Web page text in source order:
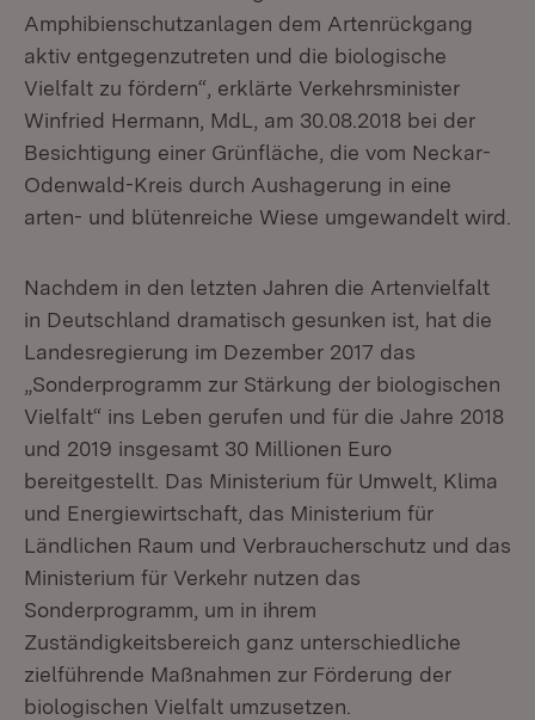
Amphibienschutzanlagen dem Artenrückgang
aktiv entgegenzutreten und die biologische
Vielfalt zu fördern“, erklärte Verkehrsminister
Winfried Hermann, MdL, am 30.08.2018 bei der
Besichtigung einer Grünfläche, die vom Neckar-
Odenwald-Kreis durch Aushagerung in eine
arten- und blütenreiche Wiese umgewandelt wird.
Nachdem in den letzten Jahren die Artenvielfalt
in Deutschland dramatisch gesunken ist, hat die
Landesregierung im Dezember 2017 das
„Sonderprogramm zur Stärkung der biologischen
Vielfalt“ ins Leben gerufen und für die Jahre 2018
und 2019 insgesamt 30 Millionen Euro
bereitgestellt. Das Ministerium für Umwelt, Klima
und Energiewirtschaft, das Ministerium für
Ländlichen Raum und Verbraucherschutz und das
Ministerium für Verkehr nutzen das
Sonderprogramm, um in ihrem
Zuständigkeitsbereich ganz unterschiedliche
zielführende Maßnahmen zur Förderung der
biologischen Vielfalt umzusetzen.